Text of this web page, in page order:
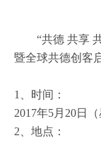
“共德 共享 共
暨全球共德创客
1、时间：
2017年5月20日
2、地点：